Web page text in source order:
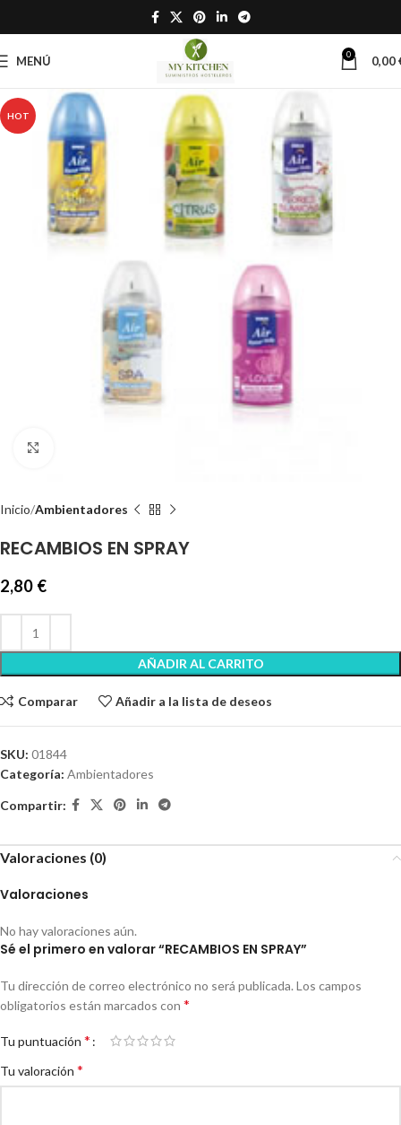
MENÚ 0 0,00
HOT
Inicio Ambientadores
RECAMBIOS EN SPRAY
2,80 €
AÑADIR AL CARRITO
Comparar Añadir a la lista de deseos
SKU: 01844
Categoría: Ambientadores
Compartir:
Valoraciones (0)
Valoraciones
No hay valoraciones aún.
Sé el primero en valorar “RECAMBIOS EN SPRAY”
Tu dirección de correo electrónico no será publicada. Los campos
obligatorios están marcados con *
Tu puntuación *
Tu valoración *